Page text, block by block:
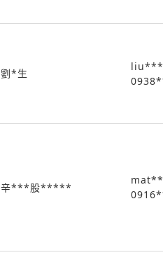
劉*生
辛***股*****